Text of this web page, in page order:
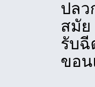
ปลว
สมัย
รับฉี
ขอ